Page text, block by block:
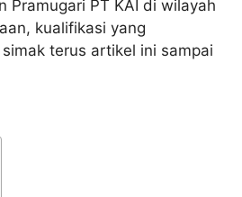
Pramugari PT KAI di wilayah
kualifikasi yang
terus artikel ini sampai